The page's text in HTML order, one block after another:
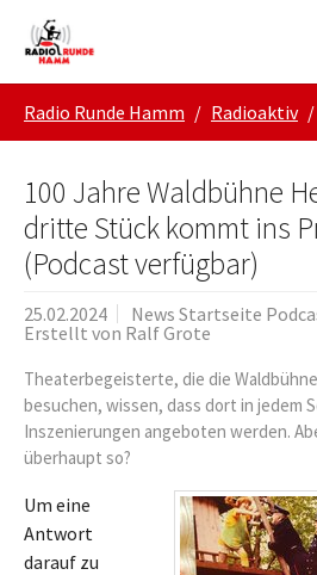
Skip to main navigation
Zum Hauptinhalt springen
Skip to page footer
Radio Runde Hamm Radioaktiv
100 Jahre Waldbühne
dritte Stück kommt ins
(Podcast verfügbar)
25.02.2024
News Startseite
Erstellt von Ralf Grote
Theaterbegeisterte, die die
besuchen, wissen, dass dort in jedem
Inszenierungen angeboten werden.
überhaupt so?
Um eine
Antwort
darauf zu